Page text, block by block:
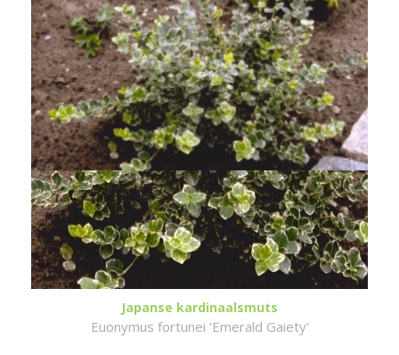
Japanse kardinaalsmuts
Euonymus fortunei 'Emerald Gaiety'